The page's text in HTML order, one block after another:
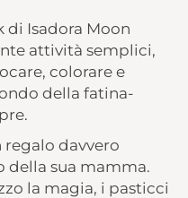
di Isadora Moon
attività semplici,
colorare e
della fatina-
regalo davvero
della sua mamma.
la magia, i pasticci